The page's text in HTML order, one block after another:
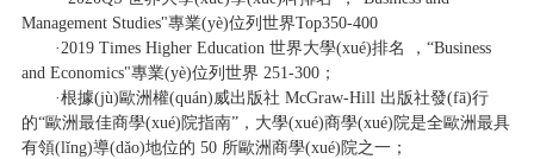
Management Studies"專業(yè)位列世界Top350-400
·2019 Times Higher Education 世界大學(xué)排名 ，“Business
and Economics"專業(yè)位列世界 251-300；
·根據(jù)歐洲權(quán)威出版社 McGraw-Hill 出版社發(fā)行
的“歐洲最佳商學(xué)院指南”，大學(xué)商學(xué)院是全歐洲最具
有領(lǐng)導(dǎo)地位的 50 所歐洲商學(xué)院之一；